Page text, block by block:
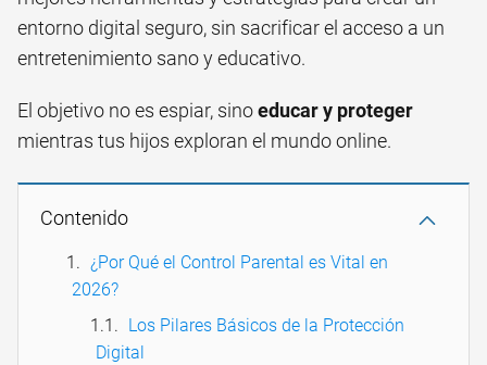
entorno digital seguro, sin sacrificar el acceso a un
entretenimiento sano y educativo.
El objetivo no es espiar, sinoeducar y proteger
mientras tus hijos exploran el mundo online.
Contenido
¿Por Qué el Control Parental es Vital en
2026?
Los Pilares Básicos de la Protección
Digital